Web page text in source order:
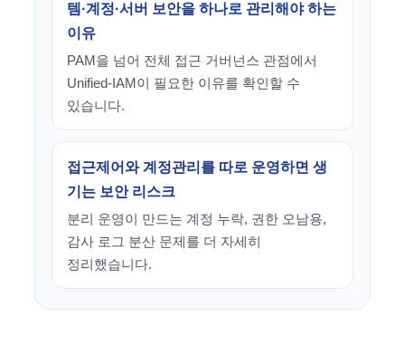
템·계정·서버 보안을 하나로 관리해야 하는
이유
PAM을 넘어 전체 접근 거버넌스 관점에서
Unified-IAM이 필요한 이유를 확인할 수
있습니다.
접근제어와 계정관리를 따로 운영하면 생
기는 보안 리스크
분리 운영이 만드는 계정 누락, 권한 오남용,
감사 로그 분산 문제를 더 자세히
정리했습니다.